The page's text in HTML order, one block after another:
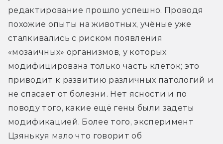
редактирование прошло успешно. Проводя
похожие опыты на животных, учёные уже
сталкивались с риском появления
«мозаичных» организмов, у которых
модифицирована только часть клеток; это
приводит к развитию различных патологий и
не спасает от болезни. Нет ясности и по
поводу того, какие ещё гены были задеты
модификацией. Более того, эксперимент
Цзянькуя мало что говорит об